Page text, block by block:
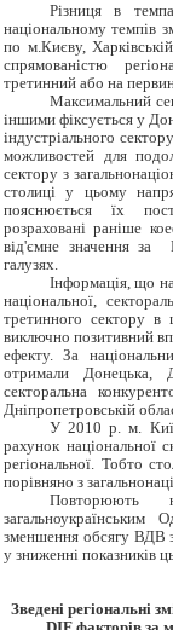
Різниця в
національному темпів
по м.Києву,
спрямованістю
третинний або на
Максимальний
іншими фіксується у
індустріального
можливостей для
сектору з
столиці у цьому
пояснюється їх
розраховані раніше
від'ємне значення за
галузях.
Інформація, що
національної,
третинного сектору в
виключно позитивний
ефекту. За
отримали Донецька,
секторальна
Дніпропетровській
У 2010 р. м.
рахунок національної
регіональної. Тобто
порівняно з
Повторюють
загальноукраїнським
зменшення обсягу ВДВ
у зниженні показників
Зведені регіональні